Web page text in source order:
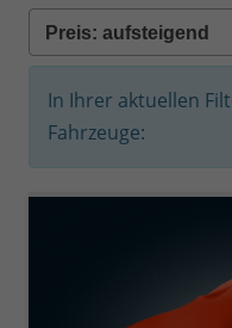
In Ihrer aktuellen
Fahrzeuge: